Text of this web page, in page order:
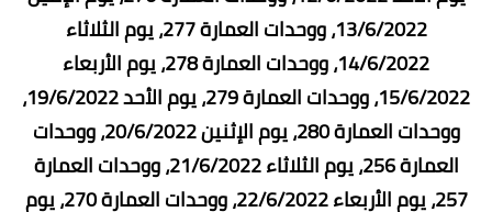
13/6/2022، ووحدات العمارة 277، يوم الثلاثاء
14/6/2022، ووحدات العمارة 278، يوم الأربعاء
15/6/2022، ووحدات العمارة 279، يوم الأحد 19/6/2022،
ووحدات العمارة 280، يوم الإثنين 20/6/2022، ووحدات
العمارة 256، يوم الثلاثاء 21/6/2022، ووحدات العمارة
257، يوم الأربعاء 22/6/2022، ووحدات العمارة 270، يوم